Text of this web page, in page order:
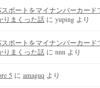
ポートをマイナンバーカード
りまくった話 に yuping より
ポートをマイナンバーカード
りまくった話 に nnn より
5 に amaguq より